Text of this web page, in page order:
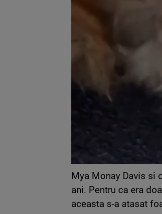
Mya Monay Davis si
ani. Pentru ca era
aceasta s-a atasat